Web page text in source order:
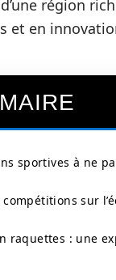
région
et en
sportives à ne
compétitions sur
raquettes : une